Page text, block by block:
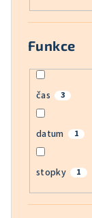
Funkce
čas 3
datum 1
stopky 1